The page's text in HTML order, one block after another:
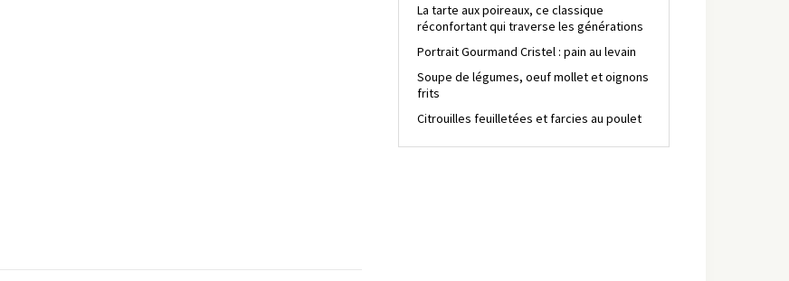
La tarte aux poireaux, ce classique
réconfortant qui traverse les générations
Portrait Gourmand Cristel : pain au levain
Soupe de légumes, oeuf mollet et oignons
frits
Citrouilles feuilletées et farcies au poulet